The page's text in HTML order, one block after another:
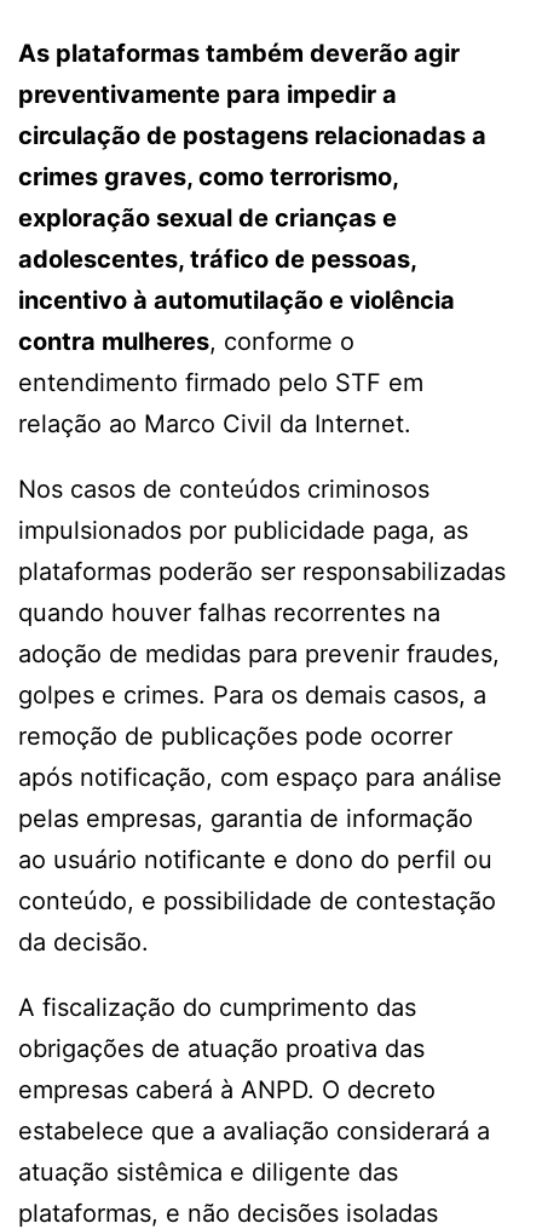
As plataformas também deverão agir
preventivamente para impedir a
circulação de postagens relacionadas a
crimes graves, como terrorismo,
exploração sexual de crianças e
adolescentes, tráfico de pessoas,
incentivo à automutilação e violência
contra mulheres, conforme o
entendimento firmado pelo STF em
relação ao Marco Civil da Internet.
Nos casos de conteúdos criminosos
impulsionados por publicidade paga, as
plataformas poderão ser responsabilizadas
quando houver falhas recorrentes na
adoção de medidas para prevenir fraudes,
golpes e crimes. Para os demais casos, a
remoção de publicações pode ocorrer
após notificação, com espaço para análise
pelas empresas, garantia de informação
ao usuário notificante e dono do perfil ou
conteúdo, e possibilidade de contestação
da decisão.
A fiscalização do cumprimento das
obrigações de atuação proativa das
empresas caberá à ANPD. O decreto
estabelece que a avaliação considerará a
atuação sistêmica e diligente das
plataformas, e não decisões isoladas